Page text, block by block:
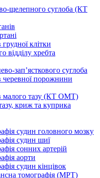
щелепного суглоба (КТ
клітки
відділу хребта
зап’ясткового суглоба
черевної порожнини
малого тазу (КТ ОМТ)
криж та куприка
судин головного мозку
судин шиї
сонних артерій
аорти
судин кінцівок
томографія (МРТ)